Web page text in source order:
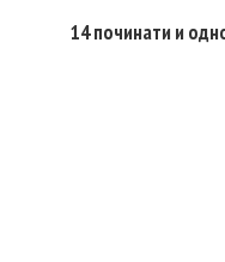
14 починати и